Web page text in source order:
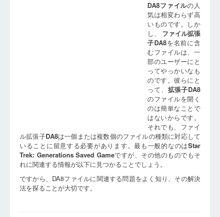
DA8ファイルの人
気は相変わらず高
いものです。しか
し、 ファイル拡張
子DA8を名前に含
むファイルは、一
部のユーザーにと
ってやっかいなも
のです。彼らにと
って、 拡張子DA8
のファイルを開く
のは簡単なことで
はないからです。
それでも、ファイ
ル拡張子DA8は一個または複数個のファイルの種類に対応して
いることに留意する必要があります。最も一般的なのはStar
Trek: Generations Saved Gameですが、その他のものでもそ
れに関連する情報が以下に見つかることでしょう。
ですから、DA8ファイルに関連する問題をよく知り、その解決
法を探ることが大切です。